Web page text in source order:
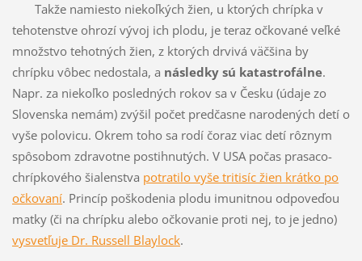
Takže namiesto niekoľkých žien, u ktorých chrípka v
tehotenstve ohrozí vývoj ich plodu, je teraz očkované veľké
množstvo tehotných žien, z ktorých drvivá väčšina by
chrípku vôbec nedostala, a následky sú katastrofálne.
Napr. za niekoľko posledných rokov sa v Česku (údaje zo
Slovenska nemám) zvýšil počet predčasne narodených detí o
vyše polovicu. Okrem toho sa rodí čoraz viac detí rôznym
spôsobom zdravotne postihnutých. V USA počas prasaco-
chrípkového šialenstva potratilo vyše tritisíc žien krátko po
očkovaní. Princíp poškodenia plodu imunitnou odpoveďou
matky (či na chrípku alebo očkovanie proti nej, to je jedno)
vysvetľuje Dr. Russell Blaylock.